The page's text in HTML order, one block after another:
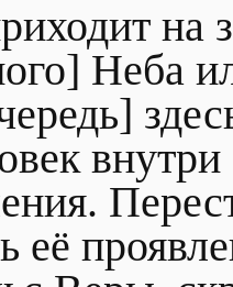
на
Неба
её